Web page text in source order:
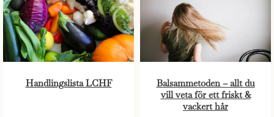
Handlingslista LCHF
Balsammetoden – allt du
vill veta för ett friskt &
vackert hår